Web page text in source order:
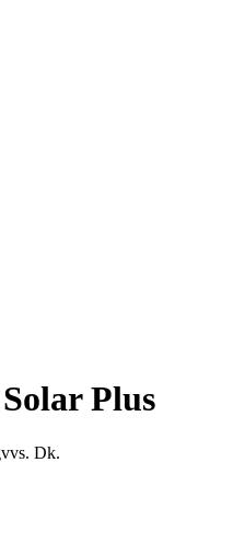
Plus
Dk.